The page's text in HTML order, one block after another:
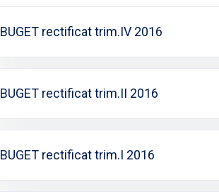
BUGET rectificat trim.IV 2016
BUGET rectificat trim.II 2016
BUGET rectificat trim.I 2016